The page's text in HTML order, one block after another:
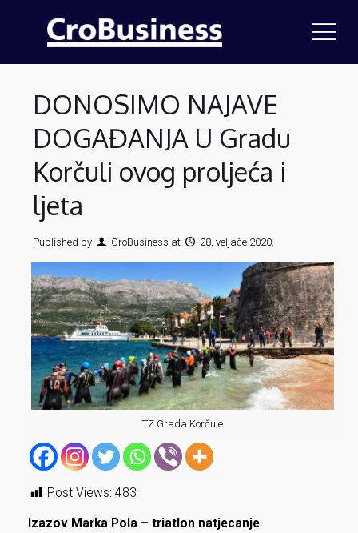
DONOSIMO NAJAVE
DOGAĐANJA U Gradu
Korčuli ovog proljeća i
ljeta
Published by CroBusiness at 28. veljače 2020.
TZ Grada Korčule
Post Views: 483
Izazov Marka Pola – triatlon natjecanje